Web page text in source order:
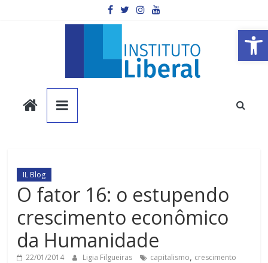
Barra de Ferramentas Aberta
Instituto
Liberal
é
a
parte
mais
importante
da
sociedade.
IL Blog
O fator 16: o estupendo
crescimento econômico
da Humanidade
22/01/2014 Ligia Filgueiras capitalismo, crescimento